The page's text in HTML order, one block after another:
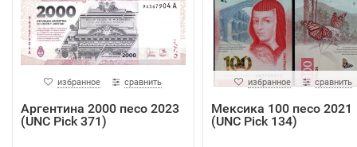
избранное сравнить
Аргентина 2000 песо 2023
(UNC Pick 371)
избранное сравнить
Мексика 100 песо 2021
(UNC Pick 134)